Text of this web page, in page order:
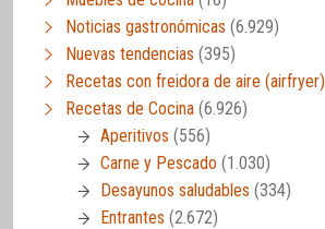
Noticias gastronómicas (6.929)
Nuevas tendencias (395)
Recetas con freidora de aire (airfryer)
Recetas de Cocina (6.926)
Aperitivos (556)
Carne y Pescado (1.030)
Desayunos saludables (334)
Entrantes (2.672)